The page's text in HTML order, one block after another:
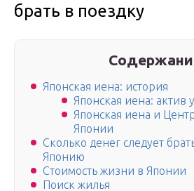
брать в поездку
Японская иена: история
Японская иена: актив
Японская иена и
Японии
Сколько денег следует
Японию
Стоимость жизни в Японии
Поиск жилья